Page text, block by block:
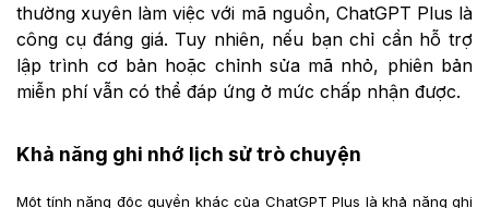
thường xuyên làm việc với mã nguồn, ChatGPT Plus là
công cụ đáng giá. Tuy nhiên, nếu bạn chỉ cần hỗ trợ
lập trình cơ bản hoặc chỉnh sửa mã nhỏ, phiên bản
miễn phí vẫn có thể đáp ứng ở mức chấp nhận được.
Khả năng ghi nhớ lịch sử trò chuyện
Một tính năng độc quyền khác của ChatGPT Plus là khả năng ghi